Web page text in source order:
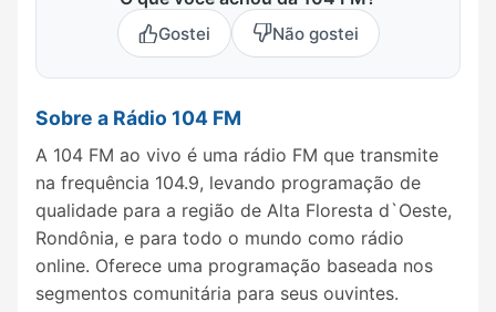
Gostei Não gostei
Sobre a Rádio 104 FM
A 104 FM ao vivo é uma rádio FM que transmite
na frequência 104.9, levando programação de
qualidade para a região de Alta Floresta d`Oeste,
Rondônia, e para todo o mundo como rádio
online. Oferece uma programação baseada nos
segmentos comunitária para seus ouvintes.